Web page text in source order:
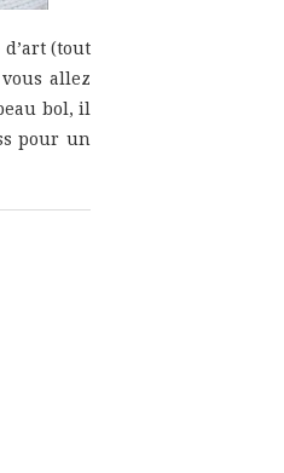
(tout
allez
bol, il
pour un